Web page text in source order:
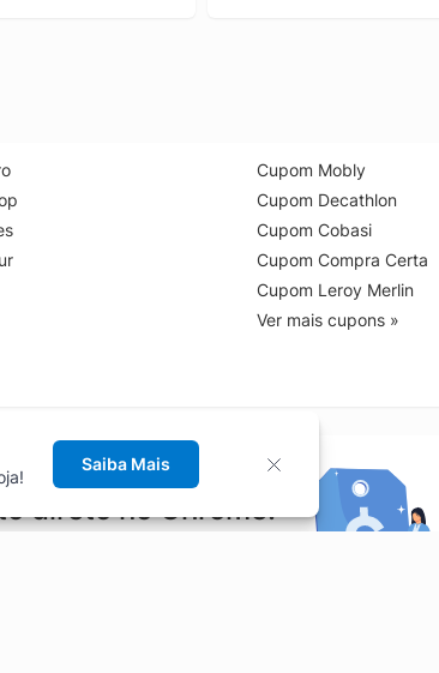
Cupom Mobly
Cupom Decathlon
Cupom Cobasi
Cupom Compra Certa
Cupom Leroy Merlin
Ver mais cupons »
direto no Chrome!
Saiba Mais